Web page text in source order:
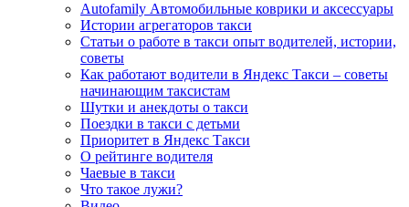
Autofamily Автомобильные коврики и аксессуары
Истории агрегаторов такси
Статьи о работе в такси опыт водителей, истории,
советы
Как работают водители в Яндекс Такси – советы
начинающим таксистам
Шутки и анекдоты о такси
Поездки в такси с детьми
Приоритет в Яндекс Такси
О рейтинге водителя
Чаевые в такси
Что такое лужи?